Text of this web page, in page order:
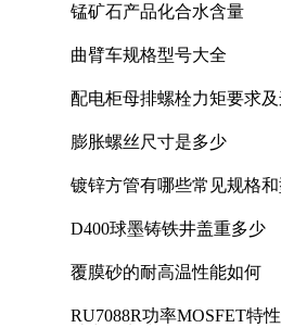
锰矿石产品化合水含量
曲臂车规格型号大全
配电柜母排螺栓力矩要求
膨胀螺丝尺寸是多少
镀锌方管有哪些常见规格
D400球墨铸铁井盖重多少
覆膜砂的耐高温性能如何
RU7088R功率MOSFET特